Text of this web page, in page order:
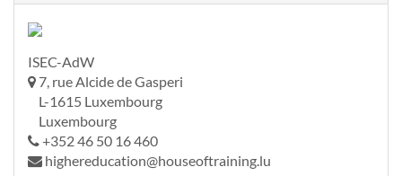
ISEC-AdW
7, rue Alcide de Gasperi
L-1615 Luxembourg
Luxembourg
+352 46 50 16 460
highereducation@houseoftraining.lu